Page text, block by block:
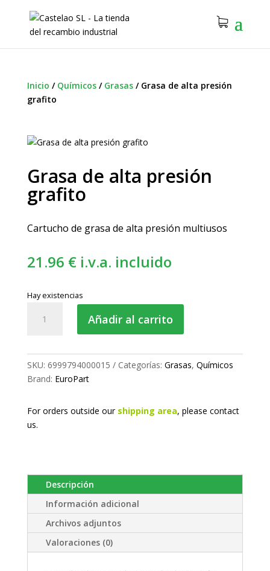
Inicio / Químicos/ Grasas/ Grasa de alta presión
grafito
Grasa de alta presión
grafito
Cartucho de grasa de alta presión multiusos
21.96 € i.v.a. incluido
Hay existencias
grafito
cantidad
Añadir al carrito
SKU: 6999794000015 Categorías: Grasas, Químicos
Brand: EuroPart
For orders outside our shipping area, please contact
us.
Descripción
Información adicional
Archivos adjuntos
Valoraciones (0)